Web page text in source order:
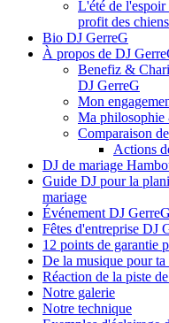
L'été de l'espoir
profit des
Bio DJ GerreG
À propos de DJ
Benefiz &
DJ GerreG
Mon
Ma philosophie
Comparaison
Actions
DJ de mariage
Guide DJ pour la
mariage
Événement DJ GerreG
Fêtes d'entreprise DJ
12 points de garantie
De la musique pour ta
Réaction de la piste
Notre galerie
Notre technique